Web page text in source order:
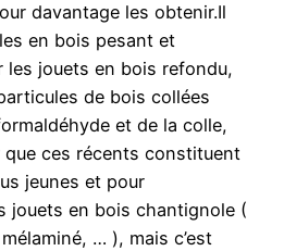
davantage les obtenir.Il
en bois pesant et
les jouets en bois refondu,
de bois collées
et de la colle,
ces récents constituent
jeunes et pour
jouets en bois chantignole (
… ), mais c’est